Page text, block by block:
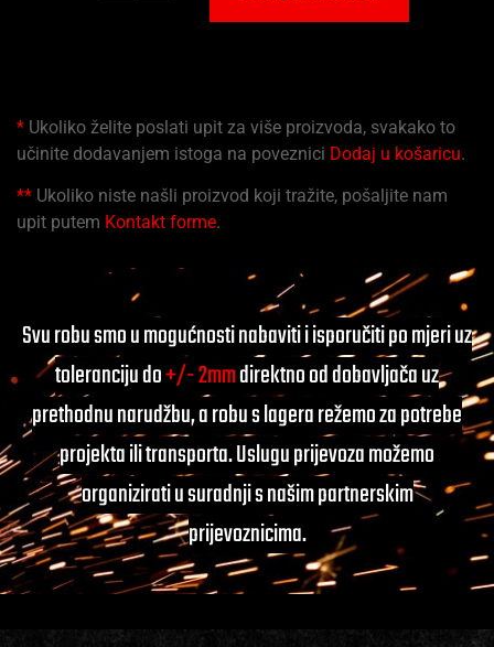
* Ukoliko želite poslati upit za više proizvoda, svakako to
učinite dodavanjem istoga na poveznici Dodaj u košaricu.
** Ukoliko niste našli proizvod koji tražite, pošaljite nam
upit putem Kontakt forme.
Svu robu smo u mogućnosti nabaviti i isporučiti po mjeri uz
toleranciju do+/- 2mmdirektno od dobavljača uz
prethodnu narudžbu, a robu s lagera režemo za potrebe
projekta ili transporta. Uslugu prijevoza možemo
organizirati u suradnji s našim partnerskim
prijevoznicima.